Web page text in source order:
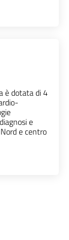
è dotata di 4
e
e centro